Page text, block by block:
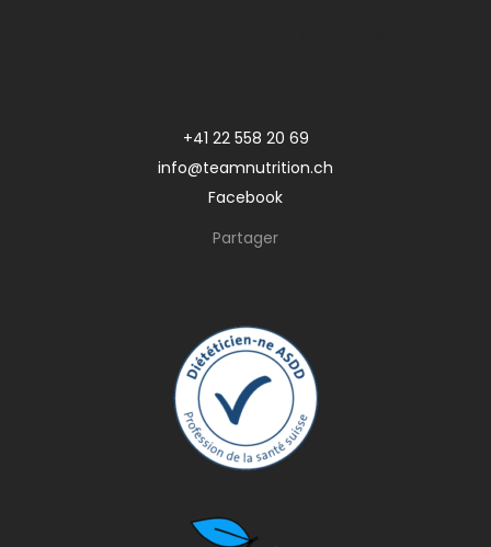
+41 22 558 20 69
info@teamnutrition.ch
Facebook
Partager